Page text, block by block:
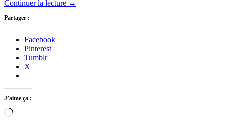
Continuer la lecture →
Partager :
Facebook
Pinterest
Tumblr
X
J’aime ça :
Chargement…